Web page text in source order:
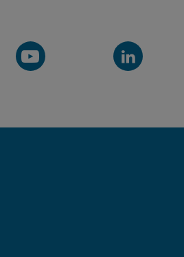
YouTube-
Kanal
LinkedIn-
Kanal